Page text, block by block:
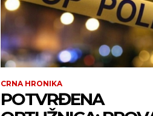
CRNA HRONIKA
POTVRĐENA